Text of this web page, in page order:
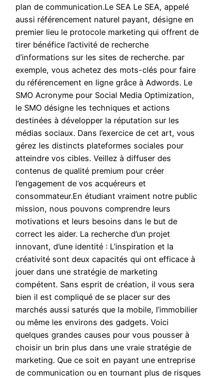
plan de communication.Le SEA Le SEA, appelé
aussi référencement naturel payant, désigne en
premier lieu le protocole marketing qui offrent de
tirer bénéfice l’activité de recherche
d’informations sur les sites de recherche. par
exemple, vous achetez des mots-clés pour faire
du référencement en ligne grâce à Adwords. Le
SMO Acronyme pour Social Media Optimization,
le SMO désigne les techniques et actions
destinées à développer la réputation sur les
médias sociaux. Dans l’exercice de cet art, vous
gérez les distincts plateformes sociales pour
atteindre vos cibles. Veillez à diffuser des
contenus de qualité premium pour créer
l’engagement de vos acquéreurs et
consommateur.En étudiant vraiment notre public
mission, nous pouvons comprendre leurs
motivations et leurs besoins dans le but de
correct les aider. La recherche d’un projet
innovant, d’une identité : L’inspiration et la
créativité sont deux capacités qui ont efficace à
jouer dans une stratégie de marketing
compétent. Sans esprit de création, il vous sera
bien il est compliqué de se placer sur des
marchés aussi saturés que la mobile, l’immobilier
ou même les environs des gadgets. Voici
quelques grandes causes pour vous pousser à
choisir un brin plus dans une vraie stratégie de
marketing. Que ce soit en payant une entreprise
de communication ou en tournant plus de risques